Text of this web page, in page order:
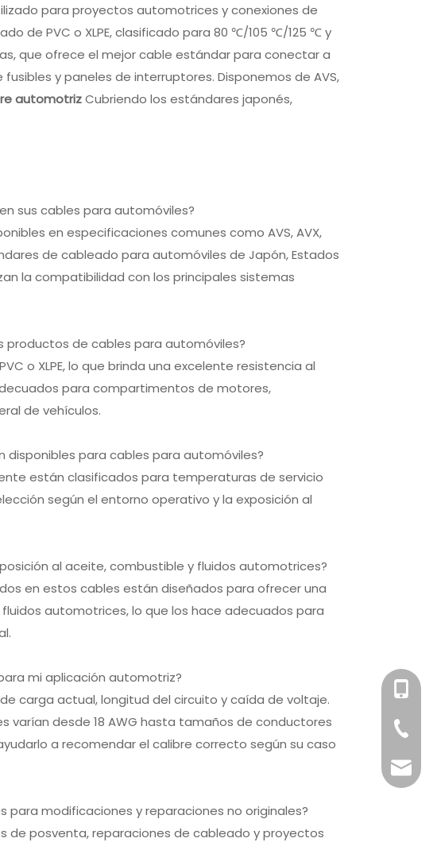
para proyectos automotrices y conexiones de
de PVC o XLPE, clasificado para 80 ℃/105 ℃/125 ℃ y
que ofrece el mejor cable estándar para conectar a
y paneles de interruptores. Disponemos de AVS,
automotrizCubriendo los estándares japonés,
sus cables para automóviles?
en especificaciones comunes como AVS, AVX,
de cableado para automóviles de Japón, Estados
la compatibilidad con los principales sistemas
productos de cables para automóviles?
o XLPE, lo que brinda una excelente resistencia al
para compartimentos de motores,
de vehículos.
para cables para automóviles?
están clasificados para temperaturas de servicio
según el entorno operativo y la exposición al
al aceite, combustible y fluidos automotrices?
en estos cables están diseñados para ofrecer una
automotrices, lo que los hace adecuados para
mi aplicación automotriz?
carga actual, longitud del circuito y caída de voltaje.
varían desde 18 AWG hasta tamaños de conductores
a recomendar el calibre correcto según su caso
para modificaciones y reparaciones no originales?
de posventa, reparaciones de cableado y proyectos
+86-
+86-